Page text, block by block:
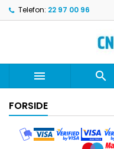
Telefon: 22 97 00 96
 
FORSIDE